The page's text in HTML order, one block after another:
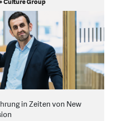
Culture Group
in Zeiten von New